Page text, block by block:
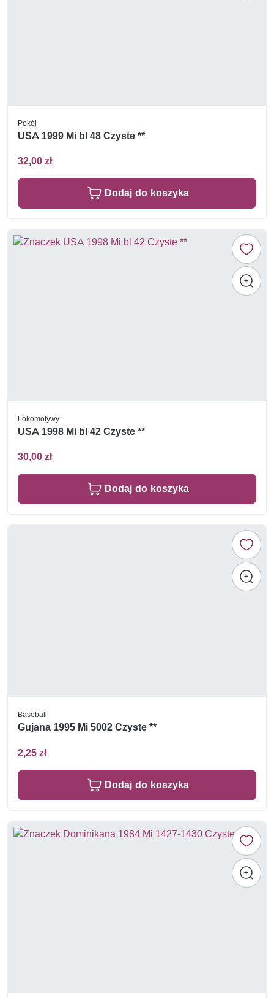
Pokój
USA 1999 Mi bl 48 Czyste **
32,00 zł
Dodaj do koszyka
Lokomotywy
USA 1998 Mi bl 42 Czyste **
30,00 zł
Dodaj do koszyka
Baseball
Gujana 1995 Mi 5002 Czyste **
2,25 zł
Dodaj do koszyka